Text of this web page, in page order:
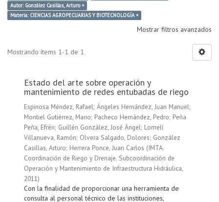
Autor: González Casillas, Arturo ×
Materia: CIENCIAS AGROPECUARIAS Y BIOTECNOLOGÍA ×
Mostrar filtros avanzados
Mostrando ítems 1-1 de 1
Estado del arte sobre operación y
mantenimiento de redes entubadas de riego
Espinosa Méndez, Rafael; Ángeles Hernández, Juan Manuel;
Montiel Gutiérrez, Mario; Pacheco Hernández, Pedro; Peña
Peña, Efrén; Guillén González, José Ángel; Lomelí
Villanueva, Ramón; Olvera Salgado, Dolores; González
Casillas, Arturo; Herrera Ponce, Juan Carlos (IMTA.
Coordinación de Riego y Drenaje. Subcoordinación de
Operación y Mantenimiento de Infraestructura Hidráulica,
2011)
Con la finalidad de proporcionar una herramienta de
consulta al personal técnico de las instituciones,